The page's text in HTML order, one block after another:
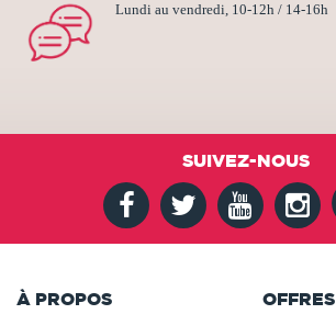
Lundi au vendredi, 10-12h / 14-16h
SUIVEZ-NOUS
À PROPOS OFFRES